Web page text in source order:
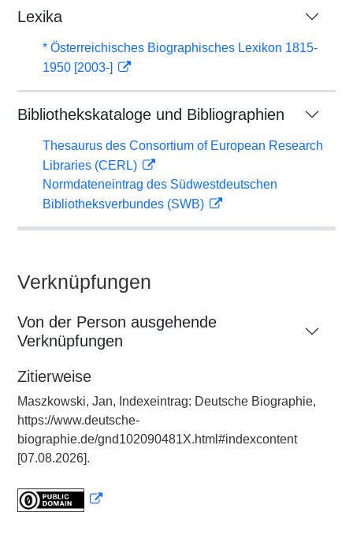
Lexika
* Österreichisches Biographisches Lexikon 1815-
1950 [2003-]
Bibliothekskataloge und Bibliographien
Thesaurus des Consortium of European Research
Libraries (CERL)
Normdateneintrag des Südwestdeutschen
Bibliotheksverbundes (SWB)
Verknüpfungen
Von der Person ausgehende
Verknüpfungen
Zitierweise
Maszkowski, Jan, Indexeintrag: Deutsche Biographie,
https://www.deutsche-
biographie.de/gnd102090481X.html#indexcontent
[07.08.2026].